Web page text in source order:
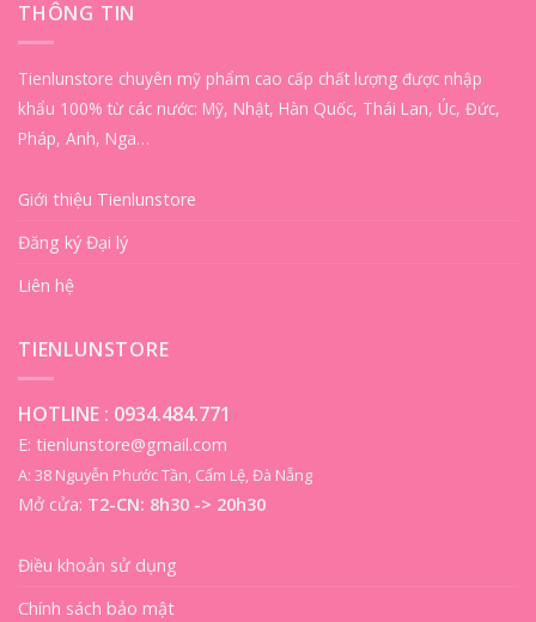
THÔNG TIN
Tienlunstore chuyên mỹ phẩm cao cấp chất lượng được nhập
khẩu 100% từ các nước: Mỹ, Nhật, Hàn Quốc, Thái Lan, Úc, Đức,
Pháp, Anh, Nga…
Giới thiệu Tienlunstore
Đăng ký Đại lý
Liên hệ
TIENLUNSTORE
HOTLINE : 0934.484.771
E: tienlunstore@gmail.com
A: 38 Nguyễn Phước Tần, Cẩm Lệ, Đà Nẵng
Mở cửa: T2-CN: 8h30 -> 20h30
Điều khoản sử dụng
Chính sách bảo mật